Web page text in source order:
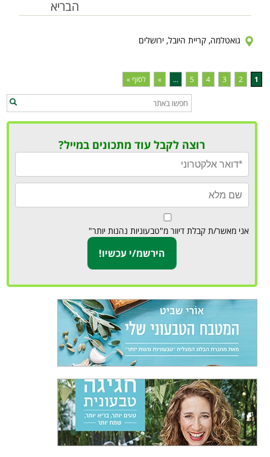
גואטלמה, קריית היובל, ירושלים
1
2
3
4
5
...
» לסוף »
רוצה לקבל עוד מתכונים במייל?
אני מאשר/ת קבלת דיוור מ"טבעוניות נהנות יותר"